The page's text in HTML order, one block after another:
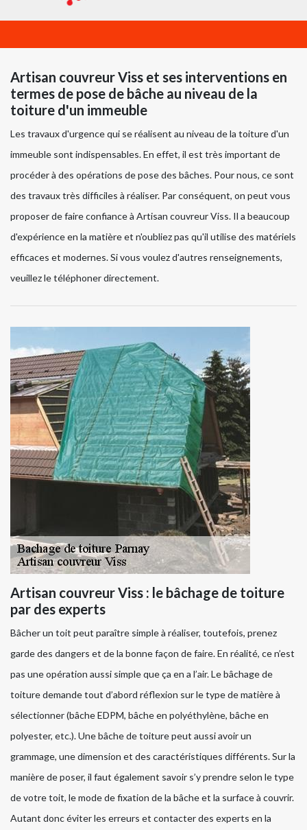
Artisan couvreur Viss et ses interventions en
termes de pose de bâche au niveau de la
toiture d'un immeuble
Les travaux d'urgence qui se réalisent au niveau de la toiture d'un
immeuble sont indispensables. En effet, il est très important de
procéder à des opérations de pose des bâches. Pour nous, ce sont
des travaux très difficiles à réaliser. Par conséquent, on peut vous
proposer de faire confiance à Artisan couvreur Viss. Il a beaucoup
d'expérience en la matière et n'oubliez pas qu'il utilise des matériels
efficaces et modernes. Si vous voulez d'autres renseignements,
veuillez le téléphoner directement.
Artisan couvreur Viss : le bâchage de toiture
par des experts
Bâcher un toit peut paraître simple à réaliser, toutefois, prenez
garde des dangers et de la bonne façon de faire. En réalité, ce n’est
pas une opération aussi simple que ça en a l’air. Le bâchage de
toiture demande tout d’abord réflexion sur le type de matière à
sélectionner (bâche EDPM, bâche en polyéthylène, bâche en
polyester, etc.). Une bâche de toiture peut aussi avoir un
grammage, une dimension et des caractéristiques différents. Sur la
manière de poser, il faut également savoir s’y prendre selon le type
de votre toit, le mode de fixation de la bâche et la surface à couvrir.
Autant donc éviter les erreurs et contacter des experts en la